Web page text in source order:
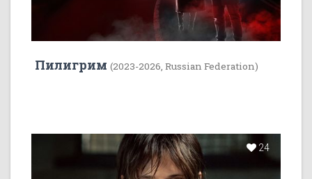
Пилигрим (2023-2026, Russian Federation)
24